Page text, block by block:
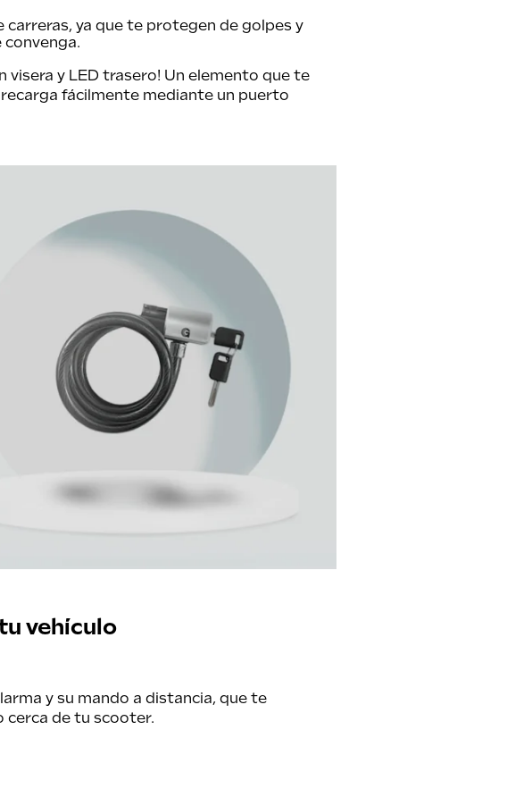
carreras, ya que te protegen de golpes y
visera y LED trasero! Un elemento que te
fácilmente mediante un puerto
vehículo
y su mando a distancia, que te
cerca de tu scooter.